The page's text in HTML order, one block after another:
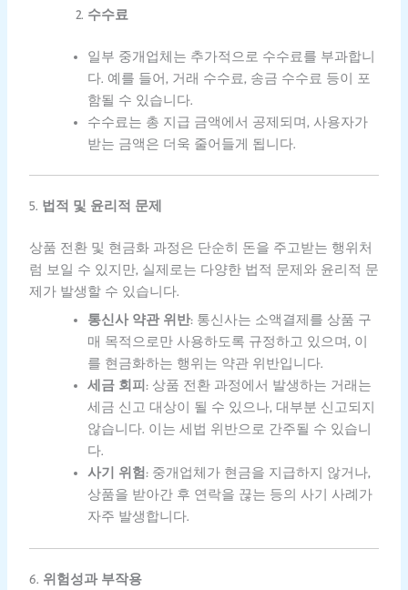
수수료
일부 중개업체는 추가적으로 수수료를 부과합니
다. 예를 들어, 거래 수수료, 송금 수수료 등이 포
함될 수 있습니다.
수수료는 총 지급 금액에서 공제되며, 사용자가
받는 금액은 더욱 줄어들게 됩니다.
5. 법적 및 윤리적 문제
상품 전환 및 현금화 과정은 단순히 돈을 주고받는 행위처
럼 보일 수 있지만, 실제로는 다양한 법적 문제와 윤리적 문
제가 발생할 수 있습니다.
통신사 약관 위반: 통신사는 소액결제를 상품 구
매 목적으로만 사용하도록 규정하고 있으며, 이
를 현금화하는 행위는 약관 위반입니다.
세금 회피 : 상품 전환 과정에서 발생하는 거래는
세금 신고 대상이 될 수 있으나, 대부분 신고되지
않습니다. 이는 세법 위반으로 간주될 수 있습니
다.
사기 위험: 중개업체가 현금을 지급하지 않거나,
상품을 받아간 후 연락을 끊는 등의 사기 사례가
자주 발생합니다.
6. 위험성과 부작용